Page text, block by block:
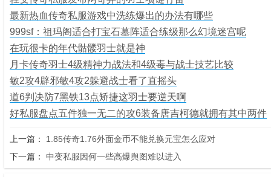
最新热血传奇私服游戏中洗练爆出的办法有哪些
999sf：祖玛阁适合打宝石墓阵适合练级那么幻境迷宫呢
在玩很卡的年代骷髅羽士就是神
月卡传奇羽士4级精神力战法和4级毒与战士技艺比较
敏2攻4辟邪敏4攻2躲避战士看了直摇头
道6判决防7黑铁13点矫捷这羽士要逆天啊
好私服盘点五件独一无二的攻6装备唐吉柯德就拥有其中两件
上一篇： 1.85传奇1.76外面金币不能兑换元宝怎么应对
下一篇： 中变私服因何一些高爆舆图难以进入